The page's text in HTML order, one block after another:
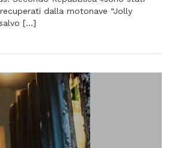
dalla motonave “Jolly
[…]